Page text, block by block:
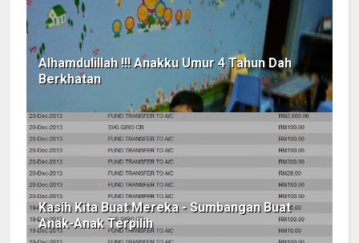
Alhamdulillah !!! Anakku Umur 4 Tahun Dah
Berkhatan
Kasih Kita Buat Mereka - Sumbangan Buat
Anak-Anak Terpilih